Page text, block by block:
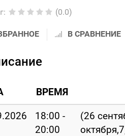
: (0.0)
В СРАВНЕНИЕ
ВРЕМЯ
18:00 -
20:00
(26